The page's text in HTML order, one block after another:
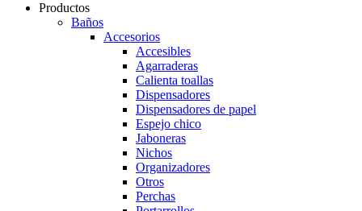
Productos
Baños
Accesorios
Accesibles
Agarraderas
Calienta toallas
Dispensadores
Dispensadores de papel
Espejo chico
Jaboneras
Nichos
Organizadores
Otros
Perchas